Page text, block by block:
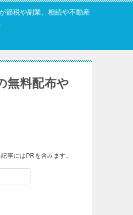
節税や副業、相続や不動産
無料配布や
事にはPRを含みます。